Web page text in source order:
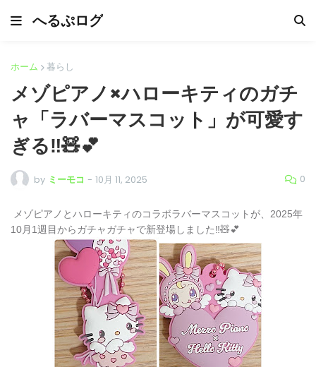
へるぷログ
ホーム 暮らし
メゾピアノ×ハローキティのガチ
ャ「ラバーマスコット」が可愛す
ぎる‼️🧸💕
by ミーモコ - 10月 11, 2025 0
メゾピアノとハローキティのコラボラバーマスコットが、 2025年
10月1週目からガチャガチャで新登場しました‼️🧸💕